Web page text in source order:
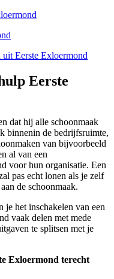
Eerste Exloermond
Eerste
dat hij alle schoonmaak
binnenin de bedrijfsruimte,
van bijvoorbeeld
al van een
voor hun organisatie. Een
pas echt lonen als je zelf
de schoonmaak.
je het inschakelen van een
vaak delen met mede
te splitsen met je
Exloermond terecht